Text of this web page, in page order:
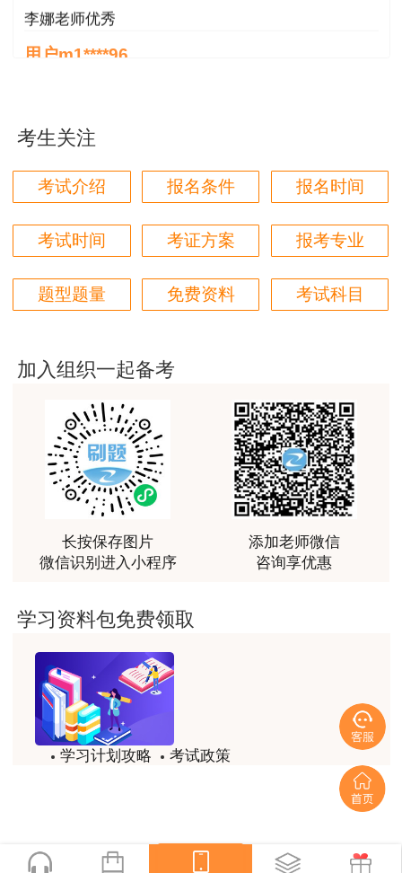
20年匠心筑学 我们凭实力C位出道！
李娜老师优秀
用户m1****96
用户m1****96
三个字讲得好
用户85****06
真的是把学习变成自己能理解的语言最重要！
太喜欢王英老师了
平台历史购买的课程，老师讲的多非常好
用户m2****68
老师讲的很细致很认真，课件准备充分也非常有耐
心，听了老师的课很有收获，谢谢老师的付出和努
力。
用户m0****88
最棒的预习课
用户m2****66
越听越觉得好
用户m2****66
非常非常非常非常棒！！!！
用户m2****66
土建计量这门课我听了门金瑞和孙琦两位老师的课
考生关注
考试介绍 报名条件 报名时间
考试时间 考证方案 报考专业
题型题量 免费资料 考试科目
加入组织一起备考
长按保存图片
微信识别进入小程序
添加老师微信
咨询享优惠
学习资料包免费领取
学习计划攻略
考试政策